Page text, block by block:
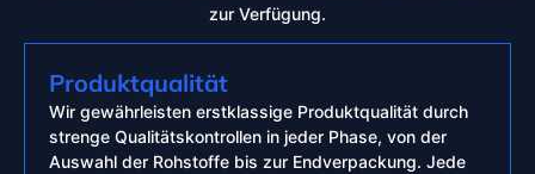
zur Verfügung.
Produktqualität
Wir gewährleisten erstklassige Produktqualität durch
strenge Qualitätskontrollen in jeder Phase, von der
Auswahl der Rohstoffe bis zur Endverpackung. Jede